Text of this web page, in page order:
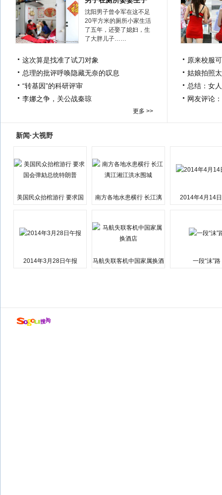
沈阳男子曾令军在这不足
20平方米的厕所小家生活
了五年，还娶了媳妇，生
了大胖儿子……
这次算是找准了试刀对象
总理的批评呼唤隐藏无奈的叹息
“转基因”的科研评审
李娜之争，关公战秦琼
更多 >>
原来校服
姑娘拍照
总结：女
网友评论
新闻·大视野
美国民众抬棺游行 要求国
南方各地水患横行 长江漓
2014年4月14
2014年3月28日午报
马航失联客机中国家属换酒
一段“沫”路